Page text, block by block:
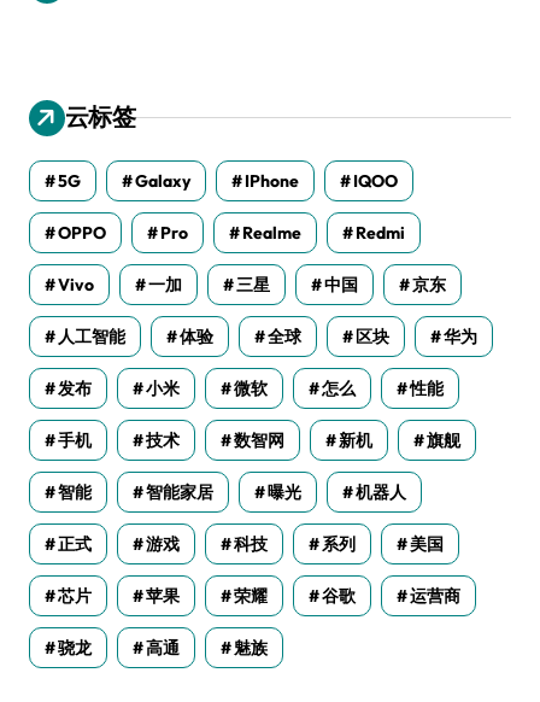
云标签
5G Galaxy IPhone IQOO
OPPO Pro Realme Redmi
Vivo 一加 三星 中国 京东
人工智能 体验 全球 区块 华为
发布 小米 微软 怎么 性能
手机 技术 数智网 新机 旗舰
智能 智能家居 曝光 机器人
正式 游戏 科技 系列 美国
芯片 苹果 荣耀 谷歌 运营商
骁龙 高通 魅族